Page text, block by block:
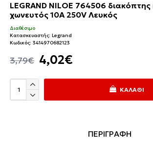
LEGRAND NILOE 764506
χωνευτός 10A 250V Λευκός
4,02€
3,79€
Διαθέσιμο
Κατασκευαστής: Legrand
Κωδικός: 3414970682123
ΚΑΛΆΘΙ
ΠΕΡΙΓΡΑΦΗ